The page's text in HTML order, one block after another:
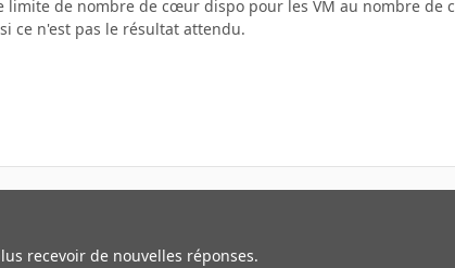
limite de nombre de cœur dispo pour les VM au nombre de
ce n'est pas le résultat attendu.
recevoir de nouvelles réponses.